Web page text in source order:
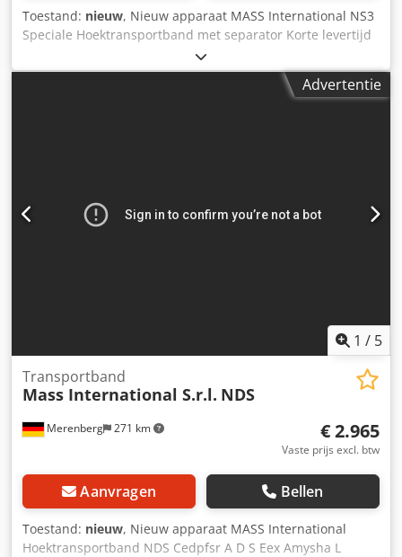
Toestand: nieuw, Nieuw apparaat MASS International NS3
Speciale Hoektransportband met separator Korte levertijd
mogelijk Voorbeeld zoals afgebeeld: L-transportband met
dubbele rollen-separator Instortdeel 600 mm Stijggedeelte
1300 mm Effectieve breedte 450 mm Buitenbreedte 505
geremde wielen Zijdelingse opvangplaten in het
instortdeel Optioneel ook leverbaar als hoektransportband
Advertentie
1 / 5
Merenberg 271 km
Transportband
Mass International S.r.l. NDS
€ 2.965
Vaste prijs excl. btw
Aanvragen Bellen
Toestand: nieuw, Nieuw apparaat MASS International
Hoektransportband NDS Cedpfsr A D S Eex Amysha L